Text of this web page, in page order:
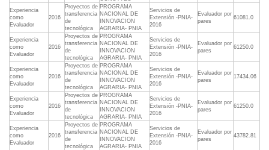
Experiencia
como
Evaluador
2016
Proyectos de
transferencia
de
tecnológica
PROGRAMA
NACIONAL DE
INNOVACION
AGRARIA- PNIA
Servicios de
Extensión -PNIA-
2016
Evaluador por
pares
61081.0
Experiencia
como
Evaluador
2016
Proyectos de
transferencia
de
tecnológica
PROGRAMA
NACIONAL DE
INNOVACION
AGRARIA- PNIA
Servicios de
Extensión -PNIA-
2016
Evaluador por
pares
61250.0
Experiencia
como
Evaluador
2016
Proyectos de
transferencia
de
tecnológica
PROGRAMA
NACIONAL DE
INNOVACION
AGRARIA- PNIA
Servicios de
Extensión -PNIA-
2016
Evaluador por
pares
17434.06
Experiencia
como
Evaluador
2016
Proyectos de
transferencia
de
tecnológica
PROGRAMA
NACIONAL DE
INNOVACION
AGRARIA- PNIA
Servicios de
Extensión -PNIA-
2016
Evaluador por
pares
61250.0
Experiencia
como
Evaluador
2016
Proyectos de
transferencia
de
tecnológica
PROGRAMA
NACIONAL DE
INNOVACION
AGRARIA- PNIA
Servicios de
Extensión -PNIA-
2016
Evaluador por
pares
43782.81